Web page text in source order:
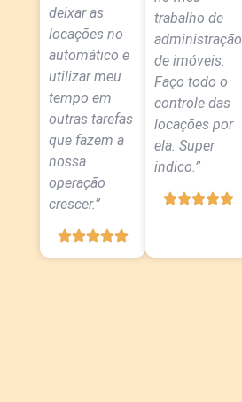
deixar as
locações no
automático e
utilizar meu
tempo em
outras tarefas
que fazem a
nossa
operação
crescer.”
trabalho de
administração
de imóveis.
Faço todo o
controle das
locações por
ela. Super
indico.”